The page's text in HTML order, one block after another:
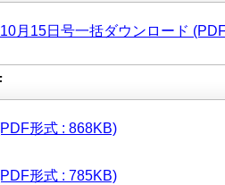
月15日号一括ダウンロード
形式 : 868KB)
形式 : 785KB)